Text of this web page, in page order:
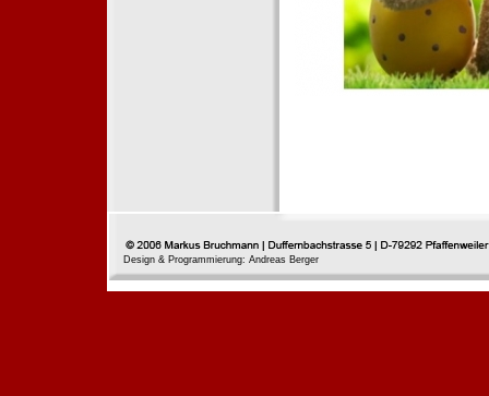
Design & Programmierung: Andreas Berger